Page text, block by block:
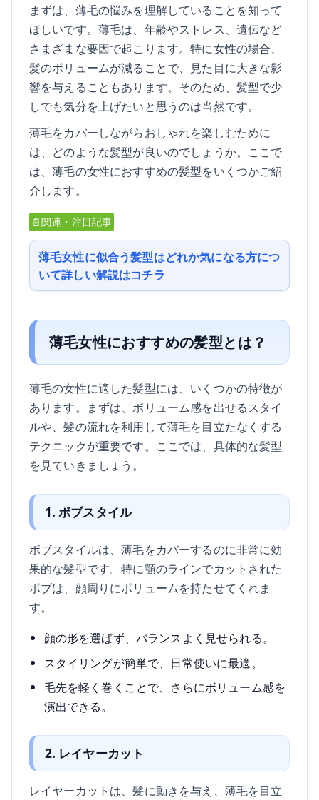
まずは、薄毛の悩みを理解していることを知って
ほしいです。薄毛は、年齢やストレス、遺伝など
さまざまな要因で起こります。特に女性の場合、
髪のボリュームが減ることで、見た目に大きな影
響を与えることもあります。そのため、髪型で少
しでも気分を上げたいと思うのは当然です。
薄毛をカバーしながらおしゃれを楽しむために
は、どのような髪型が良いのでしょうか。ここで
は、薄毛の女性におすすめの髪型をいくつかご紹
介します。
📄関連・注目記事
薄毛女性に似合う髪型はどれか気になる方につ
いて詳しい解説はコチラ
薄毛女性におすすめの髪型とは？
薄毛の女性に適した髪型には、いくつかの特徴が
あります。まずは、ボリューム感を出せるスタイ
ルや、髪の流れを利用して薄毛を目立たなくする
テクニックが重要です。ここでは、具体的な髪型
を見ていきましょう。
1. ボブスタイル
ボブスタイルは、薄毛をカバーするのに非常に効
果的な髪型です。特に顎のラインでカットされた
ボブは、顔周りにボリュームを持たせてくれま
す。
顔の形を選ばず、バランスよく見せられる。
スタイリングが簡単で、日常使いに最適。
毛先を軽く巻くことで、さらにボリューム感を
演出できる。
2. レイヤーカット
レイヤーカットは、髪に動きを与え、薄毛を目立